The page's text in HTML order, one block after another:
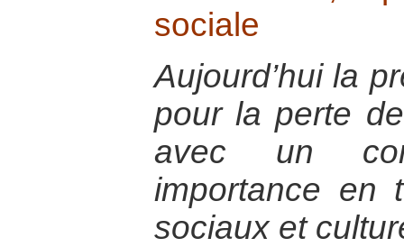
sociale
Aujourd’hui la
pour la perte
avec un
importance en
sociaux et